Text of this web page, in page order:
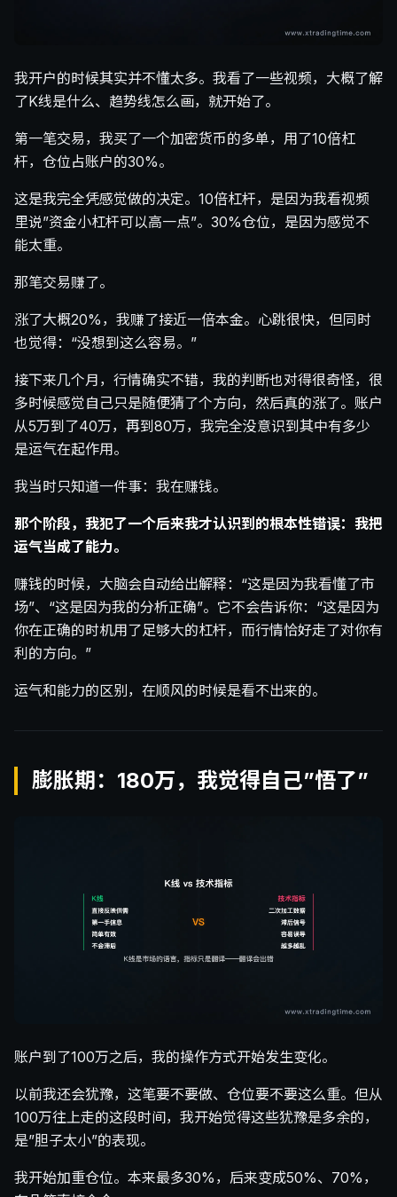
我开户的时候其实并不懂太多。我看了一些视频，大概了解
了K线是什么、趋势线怎么画，就开始了。
第一笔交易，我买了一个加密货币的多单，用了10倍杠
杆，仓位占账户的30%。
这是我完全凭感觉做的决定。10倍杠杆，是因为我看视频
里说”资金小杠杆可以高一点”。30%仓位，是因为感觉不
能太重。
那笔交易赚了。
涨了大概20%，我赚了接近一倍本金。心跳很快，但同时
也觉得：“没想到这么容易。”
接下来几个月，行情确实不错，我的判断也对得很奇怪，很
多时候感觉自己只是随便猜了个方向，然后真的涨了。账户
从5万到了40万，再到80万，我完全没意识到其中有多少
是运气在起作用。
我当时只知道一件事：我在赚钱。
那个阶段，我犯了一个后来我才认识到的根本性错误：我把
运气当成了能力。
赚钱的时候，大脑会自动给出解释：“这是因为我看懂了市
场”、“这是因为我的分析正确”。它不会告诉你：“这是因为
你在正确的时机用了足够大的杠杆，而行情恰好走了对你有
利的方向。”
运气和能力的区别，在顺风的时候是看不出来的。
膨胀期：180万，我觉得自己”悟了”
账户到了100万之后，我的操作方式开始发生变化。
以前我还会犹豫，这笔要不要做、仓位要不要这么重。但从
100万往上走的这段时间，我开始觉得这些犹豫是多余的，
是”胆子太小”的表现。
我开始加重仓位。本来最多30%，后来变成50%、70%，